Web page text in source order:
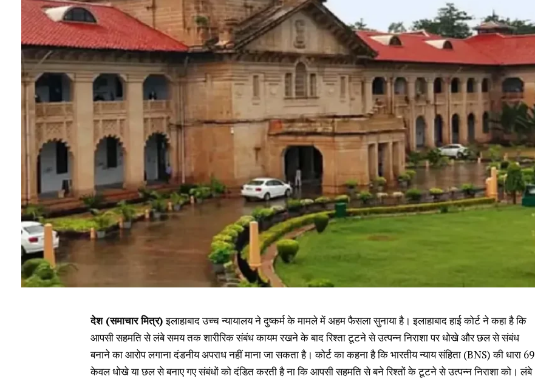
देश (समाचार मित्र)इलाहाबाद उच्च न्यायालय ने दुष्कर्म के मामले में अहम फैसला सुनाया है। इलाहाबाद हाई कोर्ट ने कहा है कि
आपसी सहमति से लंबे समय तक शारीरिक संबंध कायम रखने के बाद रिश्ता टूटने से उत्पन्न निराशा पर धोखे और छल से संबंध
बनाने का आरोप लगाना दंडनीय अपराध नहीं माना जा सकता है। कोर्ट का कहना है कि भारतीय न्याय संहिता (BNS) की धारा 69
केवल धोखे या छल से बनाए गए संबंधों को दंडित करती है ना कि आपसी सहमति से बने रिश्तों के टूटने से उत्पन्न निराशा को। लंबे